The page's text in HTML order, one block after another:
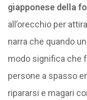
giapponese della
all’orecchio per
narra che quando
modo significa che
persone a spasso
ripararsi e magari